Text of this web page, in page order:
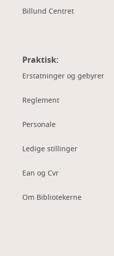
Billund Centret
Praktisk:
Erstatninger og gebyrer
Reglement
Personale
Ledige stillinger
Ean og Cvr
Om Bibliotekerne